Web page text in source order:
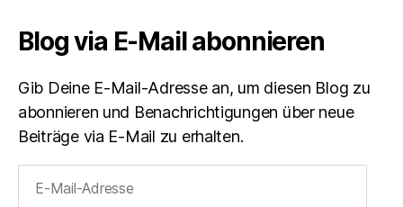
Blog via E-Mail abonnieren
Gib Deine E-Mail-Adresse an, um diesen Blog zu
abonnieren und Benachrichtigungen über neue
Beiträge via E-Mail zu erhalten.
Mail-